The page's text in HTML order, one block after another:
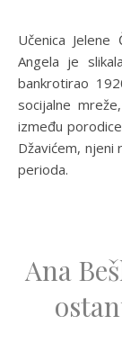
Učenica
Angela je
bankrotirao
socijalne
između
Džavićem, njeni
perioda.
Ana